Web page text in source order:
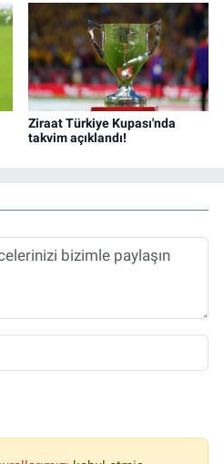
Ziraat Türkiye Kupası'nda
takvim açıklandı!